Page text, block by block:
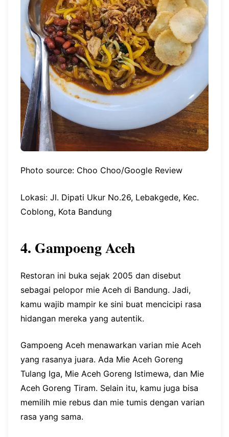
Photo source: Choo Choo/Google Review
Lokasi: Jl. Dipati Ukur No.26, Lebakgede, Kec.
Coblong, Kota Bandung
4. Gampoeng Aceh
Restoran ini buka sejak 2005 dan disebut
sebagai pelopor mie Aceh di Bandung. Jadi,
kamu wajib mampir ke sini buat mencicipi rasa
hidangan mereka yang autentik.
Gampoeng Aceh menawarkan varian mie Aceh
yang rasanya juara. Ada Mie Aceh Goreng
Tulang Iga, Mie Aceh Goreng Istimewa, dan Mie
Aceh Goreng Tiram. Selain itu, kamu juga bisa
memilih mie rebus dan mie tumis dengan varian
rasa yang sama.